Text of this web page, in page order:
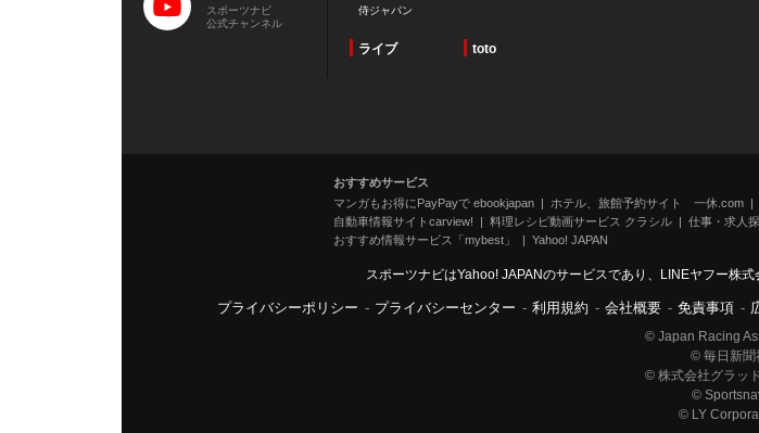
スポーツナビ
公式チャンネル
侍ジャパン
ライブ toto
おすすめサービス
マンガもお得にPayPayで ebookjapan
ホテル、旅館予約サイト 一休.com
自動車情報サイトcarview!
料理レシピ動画サービス クラシル 仕事・求人
おすすめ情報サービス「mybest」
Yahoo! JAPAN
スポーツナビはYahoo! JAPANのサービスであり、LINEヤフー株
プライバシーポリシー - プライバシーセンター - 利用規約 - 会社概要 - 免責事項 -
© Japan Racing
© 毎日新聞
© 株式会社グラッ
©
© LY